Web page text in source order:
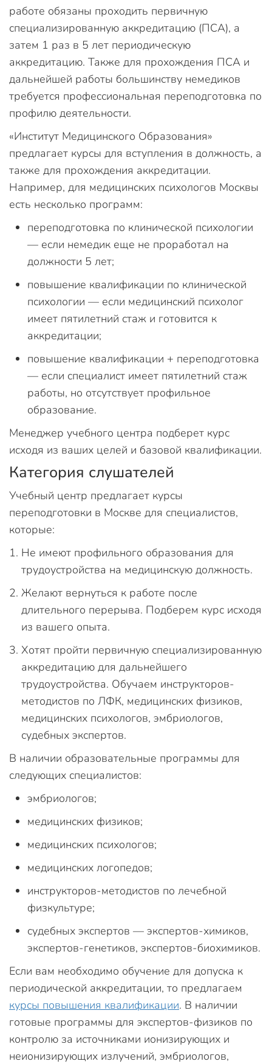
работе обязаны проходить первичную
специализированную аккредитацию (ПСА), а
затем 1 раз в 5 лет периодическую
аккредитацию. Также для прохождения ПСА и
дальнейшей работы большинству немедиков
требуется профессиональная переподготовка по
профилю деятельности.
«Институт Медицинского Образования»
предлагает курсы для вступления в должность, а
также для прохождения аккредитации.
Например, для медицинских психологов Москвы
есть несколько программ:
переподготовка по клинической психологии
— если немедик еще не проработал на
должности 5 лет;
повышение квалификации по клинической
психологии — если медицинский психолог
имеет пятилетний стаж и готовится к
аккредитации;
повышение квалификации + переподготовка
— если специалист имеет пятилетний стаж
работы, но отсутствует профильное
образование.
Менеджер учебного центра подберет курс
исходя из ваших целей и базовой квалификации.
Категория слушателей
Учебный центр предлагает курсы
переподготовки в Москве для специалистов,
которые:
Не имеют профильного образования для
трудоустройства на медицинскую должность.
Желают вернуться к работе после
длительного перерыва. Подберем курс исходя
из вашего опыта.
Хотят пройти первичную специализированную
аккредитацию для дальнейшего
трудоустройства. Обучаем инструкторов-
методистов по ЛФК, медицинских физиков,
медицинских психологов, эмбриологов,
судебных экспертов.
В наличии образовательные программы для
следующих специалистов:
эмбриологов;
медицинских физиков;
медицинских психологов;
медицинских логопедов;
инструкторов-методистов по лечебной
физкультуре;
судебных экспертов — экспертов-химиков,
экспертов-генетиков, экспертов-биохимиков.
Если вам необходимо обучение для допуска к
периодической аккредитации, то предлагаем
курсы повышения квалификации. В наличии
готовые программы для экспертов-физиков по
контролю за источниками ионизирующих и
неионизирующих излучений, эмбриологов,